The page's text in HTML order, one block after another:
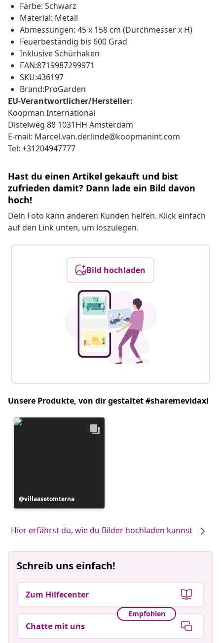
Farbe: Schwarz
Material: Metall
Abmessungen: 45 x 158 cm (Durchmesser x H)
Feuerbeständig bis 600 Grad
Inklusive Schürhaken
EAN:8719987299971
SKU:436197
Brand:ProGarden
EU-Verantwortlicher/Hersteller:
Koopman International
Distelweg 88 1031HH Amsterdam
E-mail: Marcel.van.der.linde@koopmanint.com
Tel: +31204947777
Hast du einen Artikel gekauft und bist
zufrieden damit? Dann lade ein Bild davon
hoch!
Dein Foto kann anderen Kunden helfen. Klick einfach
auf den Link unten, um loszulegen.
Bild hochladen
Unsere Produkte, von dir gestaltet #sharemevidaxl
Beitrag
veröffentlicht
villaasetomterna
Hier erfährst du, wie du Bilder hochladen kannst
Schreib uns einfach!
Zum Hilfecenter
Empfohlen
Chatte mit uns